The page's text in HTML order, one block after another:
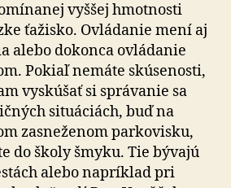
vyššej hmotnosti
ťažisko. Ovládanie mení aj
alebo dokonca ovládanie
Pokiaľ nemáte skúsenosti,
vyskúšať si správanie sa
situáciách, buď na
zasneženom parkovisku,
do školy šmyku. Tie bývajú
alebo napríklad pri